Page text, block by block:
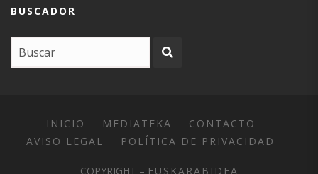
BUSCADOR
INICIO MEDIATEKA
CONTACTO
AVISO LEGAL
POLÍTICA DE PRIVACIDAD
COPYRIGHT – EUSKARABIDEA